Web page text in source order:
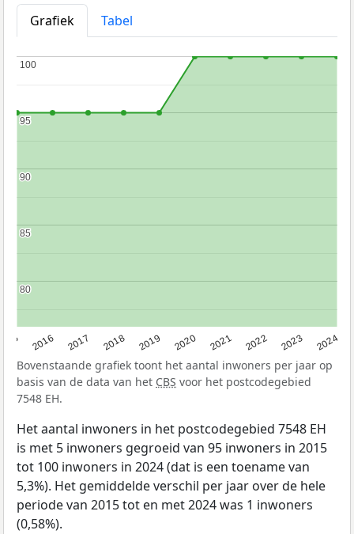
Grafiek
Tabel
2016 2017 2018 2019 2020 2021 2022 2023 2024
80
80
85
85
90
90
95
95
100
100
Bovenstaande grafiek toont het aantal inwoners per jaar op
basis van de data van het CBS voor het postcodegebied
7548 EH.
Het aantal inwoners in het postcodegebied 7548 EH
is met 5 inwoners gegroeid van 95 inwoners in 2015
tot 100 inwoners in 2024 (dat is een toename van
5,3%). Het gemiddelde verschil per jaar over de hele
periode van 2015 tot en met 2024 was 1 inwoners
(0,58%).